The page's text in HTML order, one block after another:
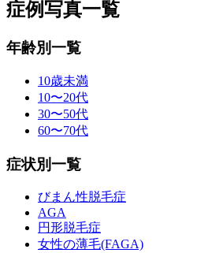
症例写真一覧
年齢別一覧
10歳未満
10〜20代
30〜50代
60〜70代
症状別一覧
びまん性脱毛症
AGA
円形脱毛症
女性の薄毛(FAGA)